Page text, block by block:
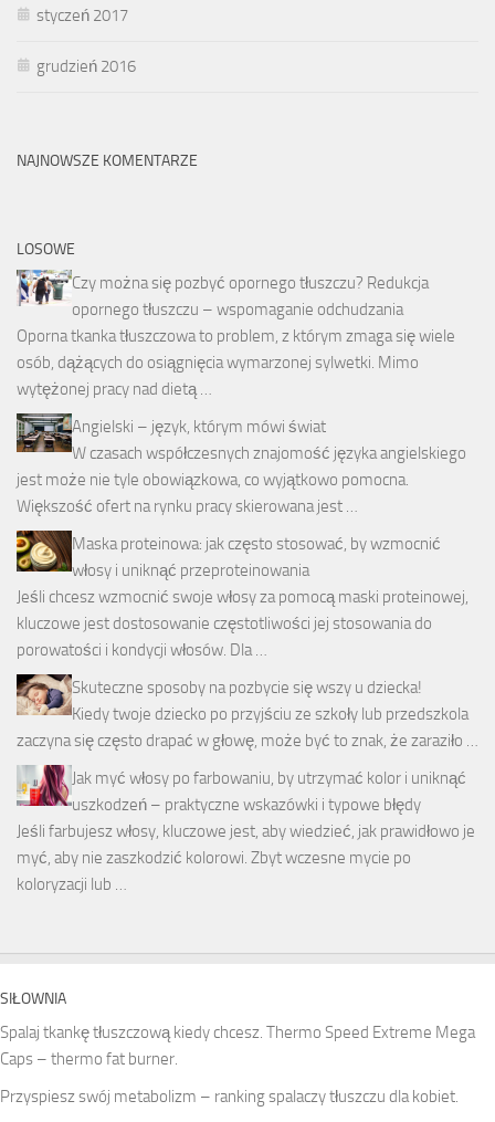
styczeń 2017
grudzień 2016
NAJNOWSZE KOMENTARZE
LOSOWE
Czy można się pozbyć opornego tłuszczu? Redukcja
opornego tłuszczu – wspomaganie odchudzania
Oporna tkanka tłuszczowa to problem, z którym zmaga się wiele
osób, dążących do osiągnięcia wymarzonej sylwetki. Mimo
wytężonej pracy nad dietą …
Angielski – język, którym mówi świat
W czasach współczesnych znajomość języka angielskiego
jest może nie tyle obowiązkowa, co wyjątkowo pomocna.
Większość ofert na rynku pracy skierowana jest …
Maska proteinowa: jak często stosować, by wzmocnić
włosy i uniknąć przeproteinowania
Jeśli chcesz wzmocnić swoje włosy za pomocą maski proteinowej,
kluczowe jest dostosowanie częstotliwości jej stosowania do
porowatości i kondycji włosów. Dla …
Skuteczne sposoby na pozbycie się wszy u dziecka!
Kiedy twoje dziecko po przyjściu ze szkoły lub przedszkola
zaczyna się często drapać w głowę, może być to znak, że zaraziło …
Jak myć włosy po farbowaniu, by utrzymać kolor i uniknąć
uszkodzeń – praktyczne wskazówki i typowe błędy
Jeśli farbujesz włosy, kluczowe jest, aby wiedzieć, jak prawidłowo je
myć, aby nie zaszkodzić kolorowi. Zbyt wczesne mycie po
koloryzacji lub …
SIŁOWNIA
Spalaj tkankę tłuszczową kiedy chcesz. Thermo Speed Extreme Mega
Caps – thermo fat burner.
Przyspiesz swój metabolizm – ranking spalaczy tłuszczu dla kobiet.